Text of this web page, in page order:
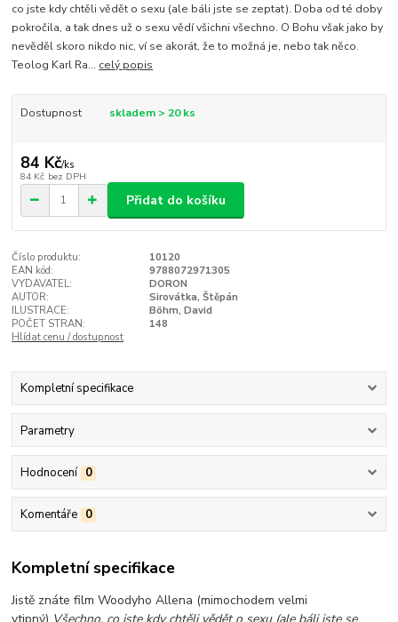
co jste kdy chtěli vědět o sexu (ale báli jste se zeptat). Doba od té doby
pokročila, a tak dnes už o sexu vědí všichni všechno. O Bohu však jako by
nevěděl skoro nikdo nic, ví se akorát, že to možná je, nebo tak něco.
Teolog Karl Ra... celý popis
Dostupnost skladem > 20 ks
84 Kč/ks
84 Kč bez DPH
Přidat do košíku
Číslo produktu:
10120
EAN kód:
9788072971305
VYDAVATEL:
DORON
AUTOR:
Sirovátka, Štěpán
ILUSTRACE:
Böhm, David
POČET STRAN:
148
Hlídat cenu / dostupnost
Kompletní specifikace
Parametry
Hodnocení 0
Komentáře 0
Kompletní specifikace
Jistě znáte film Woodyho Allena (mimochodem velmi
vtipný) Všechno, co jste kdy chtěli vědět o sexu (ale báli jste se